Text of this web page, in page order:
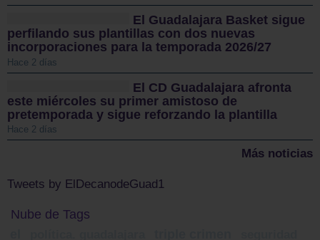
El Guadalajara Basket sigue
perfilando sus plantillas con dos nuevas
incorporaciones para la temporada 2026/27
Hace 2 días
El CD Guadalajara afronta
este miércoles su primer amistoso de
pretemporada y sigue reforzando la plantilla
Hace 2 días
Más noticias
Tweets by ElDecanodeGuad1
Nube de Tags